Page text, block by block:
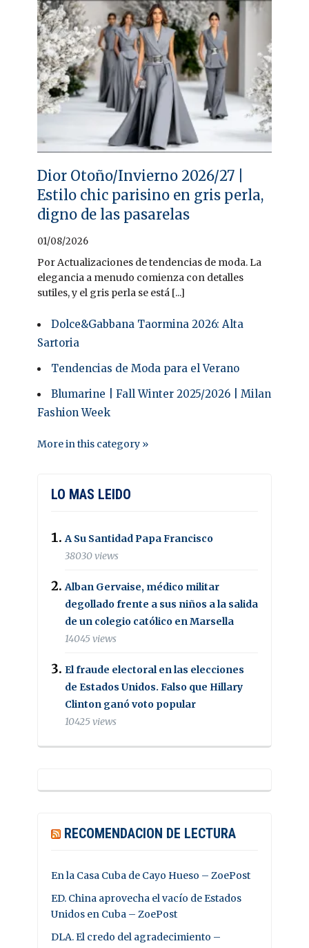
Dior Otoño/Invierno 2026/27 |
Estilo chic parisino en gris perla,
digno de las pasarelas
01/08/2026
Por Actualizaciones de tendencias de moda. La
elegancia a menudo comienza con detalles
sutiles, y el gris perla se está [...]
Dolce&Gabbana Taormina 2026: Alta
Sartoria
Tendencias de Moda para el Verano
Blumarine | Fall Winter 2025/2026 | Milan
Fashion Week
More in this category »
LO MAS LEIDO
A Su Santidad Papa Francisco
38030 views
Alban Gervaise, médico militar
degollado frente a sus niños a la salida
de un colegio católico en Marsella
14045 views
El fraude electoral en las elecciones
de Estados Unidos. Falso que Hillary
Clinton ganó voto popular
10425 views
RECOMENDACION DE LECTURA
En la Casa Cuba de Cayo Hueso – ZoePost
ED. China aprovecha el vacío de Estados
Unidos en Cuba – ZoePost
DLA. El credo del agradecimiento –